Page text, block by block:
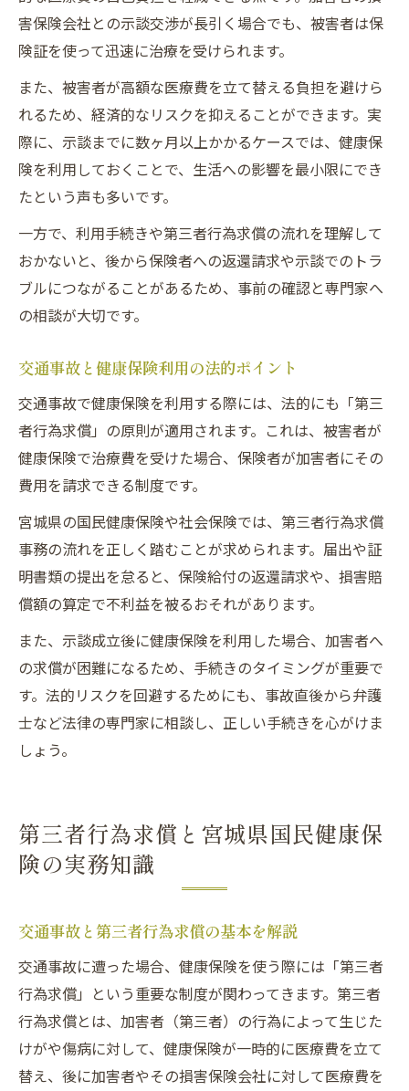
害保険会社との示談交渉が長引く場合でも、被害者は保
険証を使って迅速に治療を受けられます。
また、被害者が高額な医療費を立て替える負担を避けら
れるため、経済的なリスクを抑えることができます。実
際に、示談までに数ヶ月以上かかるケースでは、健康保
険を利用しておくことで、生活への影響を最小限にでき
たという声も多いです。
一方で、利用手続きや第三者行為求償の流れを理解して
おかないと、後から保険者への返還請求や示談でのトラ
ブルにつながることがあるため、事前の確認と専門家へ
の相談が大切です。
交通事故と健康保険利用の法的ポイント
交通事故で健康保険を利用する際には、法的にも「第三
者行為求償」の原則が適用されます。これは、被害者が
健康保険で治療費を受けた場合、保険者が加害者にその
費用を請求できる制度です。
宮城県の国民健康保険や社会保険では、第三者行為求償
事務の流れを正しく踏むことが求められます。届出や証
明書類の提出を怠ると、保険給付の返還請求や、損害賠
償額の算定で不利益を被るおそれがあります。
また、示談成立後に健康保険を利用した場合、加害者へ
の求償が困難になるため、手続きのタイミングが重要で
す。法的リスクを回避するためにも、事故直後から弁護
士など法律の専門家に相談し、正しい手続きを心がけま
しょう。
第三者行為求償と宮城県国民健康保
険の実務知識
交通事故と第三者行為求償の基本を解説
交通事故に遭った場合、健康保険を使う際には「第三者
行為求償」という重要な制度が関わってきます。第三者
行為求償とは、加害者（第三者）の行為によって生じた
けがや傷病に対して、健康保険が一時的に医療費を立て
替え、後に加害者やその損害保険会社に対して医療費を